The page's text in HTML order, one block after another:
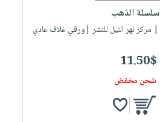
سلسلة الذهب
| مركز نهر النيل للنشر |ورقي غلاف عادي
11.50$
شحن مخفض